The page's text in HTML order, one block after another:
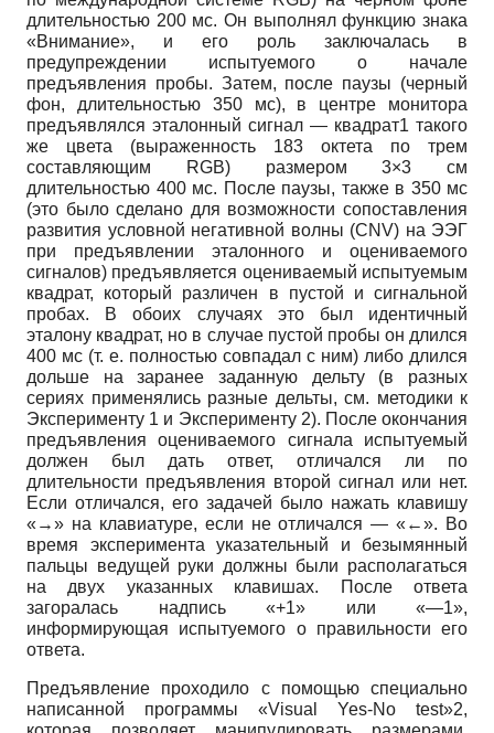
длительностью 200 мс. Он выполнял функцию знака
«Внимание», и его роль заключалась в
предупреждении испытуемого о начале
предъявления пробы. Затем, после паузы (черный
фон, длительностью 350 мс), в центре монитора
предъявлялся эталонный сигнал — квадрат1 такого
же цвета (выраженность 183 октета по трем
составляющим RGB) размером 3×3 см
длительностью 400 мс. После паузы, также в 350 мс
(это было сделано для возможности сопоставления
развития условной негативной волны (CNV) на ЭЭГ
при предъявлении эталонного и оцениваемого
сигналов) предъявляется оцениваемый испытуемым
квадрат, который различен в пустой и сигнальной
пробах. В обоих случаях это был идентичный
эталону квадрат, но в случае пустой пробы он длился
400 мс (т. е. полностью совпадал с ним) либо длился
дольше на заранее заданную дельту (в разных
сериях применялись разные дельты, см. методики к
Эксперименту 1 и Эксперименту 2). После окончания
предъявления оцениваемого сигнала испытуемый
должен был дать ответ, отличался ли по
длительности предъявления второй сигнал или нет.
Если отличался, его задачей было нажать клавишу
«→» на клавиатуре, если не отличался — «←». Во
время эксперимента указательный и безымянный
пальцы ведущей руки должны были располагаться
на двух указанных клавишах. После ответа
загоралась надпись «+1» или «—1»,
информирующая испытуемого о правильности его
ответа.
Предъявление проходило с помощью специально
написанной программы «Visual Yes-No test»2,